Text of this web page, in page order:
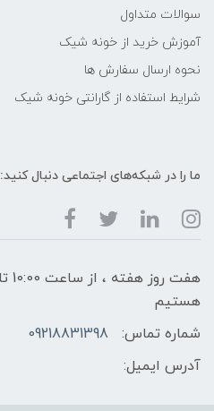
سوالات متداول
آموزش خرید از خونه شیک
نحوه ارسال سفارش ها
شرایط استفاده از گارانتی خونه شیک
ما را در شبکه‌های اجتماعی دنبال کنید:
هستیم
شماره تماس:
09218831398
آدرس ایمیل: